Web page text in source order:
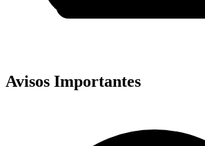
Avisos Importantes